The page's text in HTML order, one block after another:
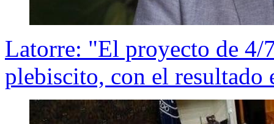
Latorre: "El proyecto de 4/
plebiscito, con el resultado